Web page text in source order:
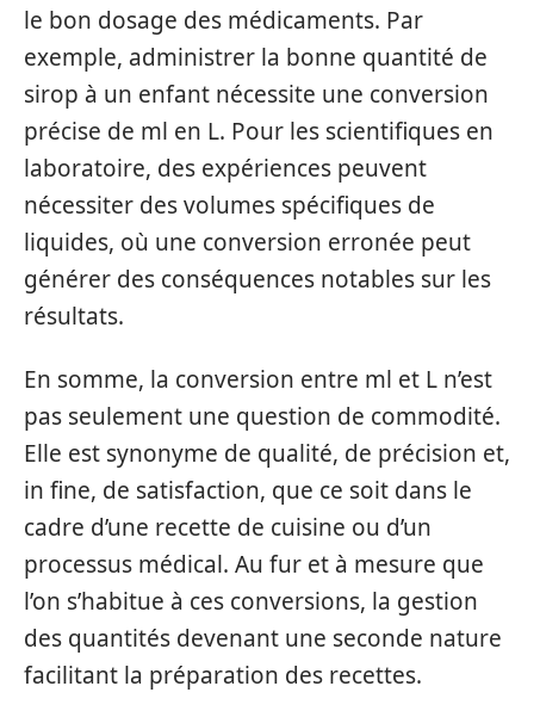
le bon dosage des médicaments. Par
exemple, administrer la bonne quantité de
sirop à un enfant nécessite une conversion
précise de ml en L. Pour les scientifiques en
laboratoire, des expériences peuvent
nécessiter des volumes spécifiques de
liquides, où une conversion erronée peut
générer des conséquences notables sur les
résultats.
En somme, la conversion entre ml et L n’est
pas seulement une question de commodité.
Elle est synonyme de qualité, de précision et,
in fine, de satisfaction, que ce soit dans le
cadre d’une recette de cuisine ou d’un
processus médical. Au fur et à mesure que
l’on s’habitue à ces conversions, la gestion
des quantités devenant une seconde nature
facilitant la préparation des recettes.